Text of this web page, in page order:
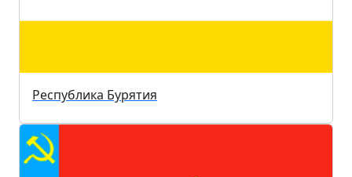
Республика Бурятия